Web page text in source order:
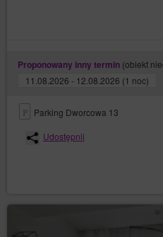
Serwisu na osobę
Gościa/Użytkownika
Rozwiązanie umowy
Usługodawca może
Konta będzie
Proponowany inny termin (obiekt
11.08.2026 - 12.08.2026 (1 noc)
Parking Dworcowa 13
Udostępnij